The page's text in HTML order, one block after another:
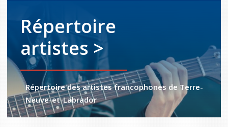
Répertoire
artistes >
Répertoire des artistes francophones de Terre-
Neuve-et-Labrador